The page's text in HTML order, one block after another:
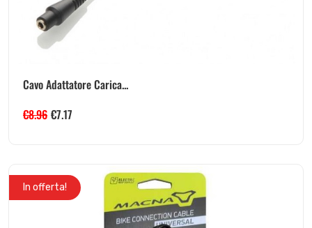
Cavo Adattatore Carica...
€8.96 €7.17
In offerta!